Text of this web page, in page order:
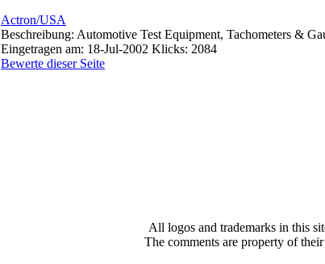
Actron/USA
Beschreibung: Automotive Test Equipment, Tachometers &
Eingetragen am: 18-Jul-2002 Klicks: 2084
Bewerte dieser Seite
All logos and trademarks in this
The comments are property of